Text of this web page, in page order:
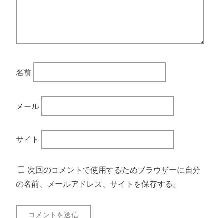
名前
メール
サイト
次回のコメントで使用するためブラウザーに自分
の名前、メールアドレス、サイトを保存する。